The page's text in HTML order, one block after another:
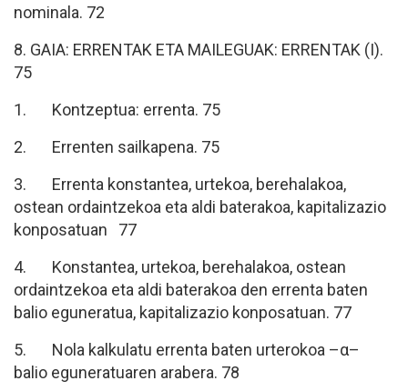
nominala. 72
8. GAIA: ERRENTAK ETA MAILEGUAK: ERRENTAK (I).
75
1. Kontzeptua: errenta. 75
2. Errenten sailkapena. 75
3. Errenta konstantea, urtekoa, berehalakoa,
ostean ordaintzekoa eta aldi baterakoa, kapitalizazio
konposatuan 77
4. Konstantea, urtekoa, berehalakoa, ostean
ordaintzekoa eta aldi baterakoa den errenta baten
balio eguneratua, kapitalizazio konposatuan. 77
5. Nola kalkulatu errenta baten urterokoa –α–
balio eguneratuaren arabera. 78